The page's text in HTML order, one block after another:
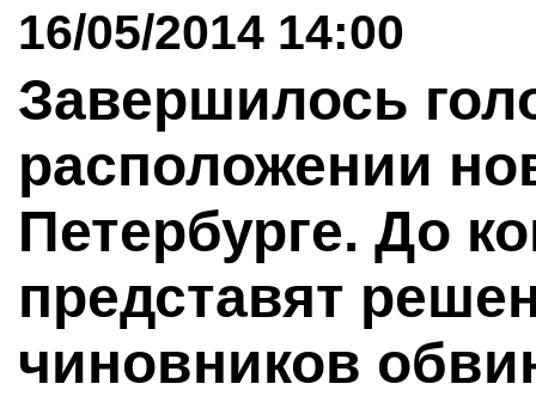
16/05/2014 14:00
Завершилось
расположении
Петербурге. До
представят
чиновников